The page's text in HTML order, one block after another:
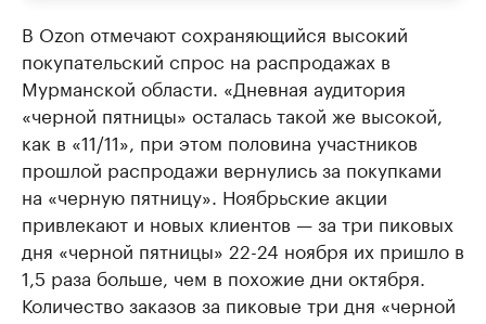
В Ozon отмечают сохраняющийся высокий
покупательский спрос на распродажах в
Мурманской области. «Дневная аудитория
«черной пятницы» осталась такой же высокой,
как в «11/11», при этом половина участников
прошлой распродажи вернулись за покупками
на «черную пятницу». Ноябрьские акции
привлекают и новых клиентов — за три пиковых
дня «черной пятницы» 22-24 ноября их пришло в
1,5 раза больше, чем в похожие дни октября.
Количество заказов за пиковые три дня «черной